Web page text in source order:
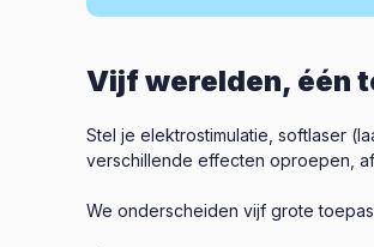
Vijf werelden, één
Stel je elektrostimulatie, softlaser
verschillende effecten oproepen,
We onderscheiden vijf grote